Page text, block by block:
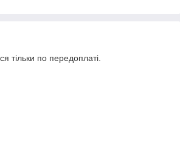
тільки по передоплаті.